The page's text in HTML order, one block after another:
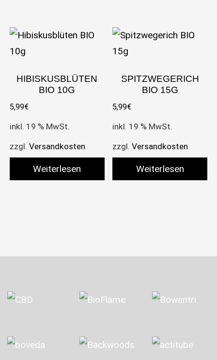
HIBISKUSBLÜTEN
BIO 10G
5,99€
inkl. 19 % MwSt.
zzgl. Versandkosten
Weiterlesen
SPITZWEGERICH
BIO 15G
5,99€
inkl. 19 % MwSt.
zzgl.Versandkosten
Weiterlesen